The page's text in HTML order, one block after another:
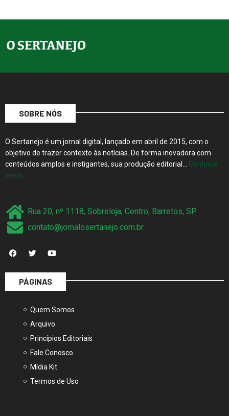
SOBRE NÓS
O Sertanejo é um jornal digital, lançado em abril de 2015, com o
objetivo de trazer contexto às notícias. De forma inovadora com
conteúdos amplos e instigantes, sua produção editorial… Continue
lendo…
Rua 20, nº 1118, Sobreloja, Centro, Barretos, SP
contato@jornalosertanejo.com.br
PÁGINAS
Quem Somos
Arquivo
Princípios Editoriais
Fale Conosco
Mídia Kit
Termos de Uso